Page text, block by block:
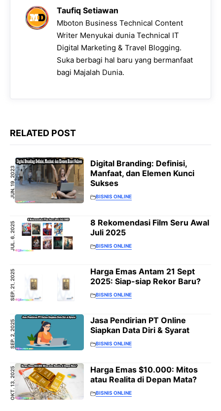
Taufiq Setiawan
Mboton Business Technical Content
Writer Menyukai dunia Technical IT
Digital Marketing & Travel Blogging.
Suka berbagi hal baru yang bermanfaat
bagi Majalah Dunia.
RELATED POST
JUN. 19, 2023
Digital Branding: Definisi,
Manfaat, dan Elemen Kunci
Sukses
BISNIS ONLINE
JUL. 6, 2025
8 Rekomendasi Film Seru Awal
Juli 2025
BISNIS ONLINE
SEP. 21, 2025
Harga Emas Antam 21 Sept
2025: Siap-siap Rekor Baru?
BISNIS ONLINE
SEP. 2, 2025
Jasa Pendirian PT Online
Siapkan Data Diri & Syarat
BISNIS ONLINE
OKT. 13, 2025
Harga Emas $10.000: Mitos
atau Realita di Depan Mata?
BISNIS ONLINE